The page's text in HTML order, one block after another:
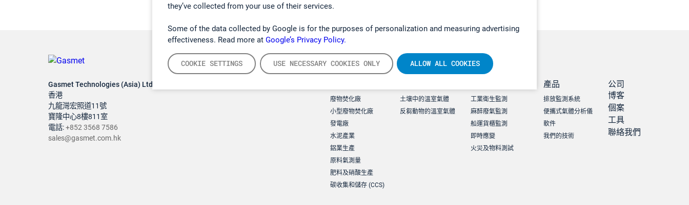
they’ve collected from your use of their services.
Some of the data collected by Google is for the purposes of personalization and measuring advertising
effectiveness. Read more at Google’s Privacy Policy.
COOKIE SETTINGS USE NECESSARY COOKIES ONLY ALLOW ALL COOKIES
Gasmet Technologies (Asia) Ltd
香港
九龍灣宏照道11號
寶隆中心8樓811室
電話:+852 3568 7586
sales@gasmet.com.hk
廢物焚化廠
小型廢物焚化廠
發電廠
水泥產業
鋁業生產
原料氣測量
肥料及硝酸生產
碳收集和儲存 (CCS)
土壤中的溫室氣體
反芻動物的溫室氣體
工業衛生監測
麻醉廢氣監測
船運貨櫃監測
即時應變
火災及物料測試
產品
排放監測系統
便攜式氣體分析儀
軟件
我們的技術
公司
博客
個案
工具
聯絡我們